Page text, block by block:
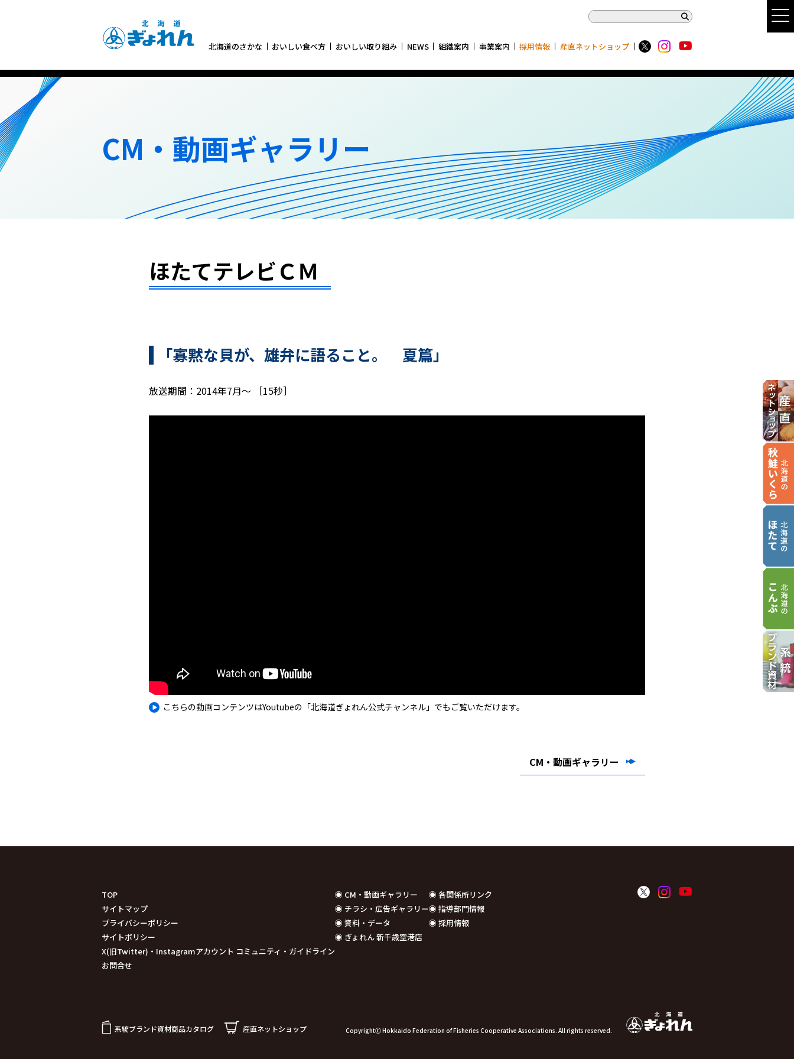
北海道のさかな おいしい食べ方 おいしい取り組み NEWS 組織案内 事業案内 採用情報 産直ネットショップ
CM・動画ギャラリー
ほたてテレビＣＭ
「寡黙な貝が、雄弁に語ること。 夏篇」
放送期間：2014年7月～ ［15秒］
こちらの動画コンテンツはYoutubeの「北海道ぎょれん公式チャンネル」でもご覧いただけます。
CM・動画ギャラリー
TOP
サイトマップ
プライバシーポリシー
サイトポリシー
X(旧Twitter)・Instagramアカウント コミュニティ・ガイドライン
お問合せ
◉ CM・動画ギャラリー
◉ チラシ・広告ギャラリー
◉ 資料・データ
◉ ぎょれん 新千歳空港店
◉ 各関係所リンク
◉ 指導部門情報
◉ 採用情報
系統ブランド資材商品カタログ 産直ネットショップ CopyrightⒸ Hokkaido Federation of Fisheries Cooperative Associations. All rights reserved.